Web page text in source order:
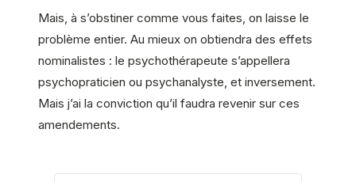
Mais, à s’obstiner comme vous faites, on laisse le
problème entier. Au mieux on obtiendra des effets
nominalistes : le psychothérapeute s’appellera
psychopraticien ou psychanalyste, et inversement.
Mais j’ai la conviction qu’il faudra revenir sur ces
amendements.